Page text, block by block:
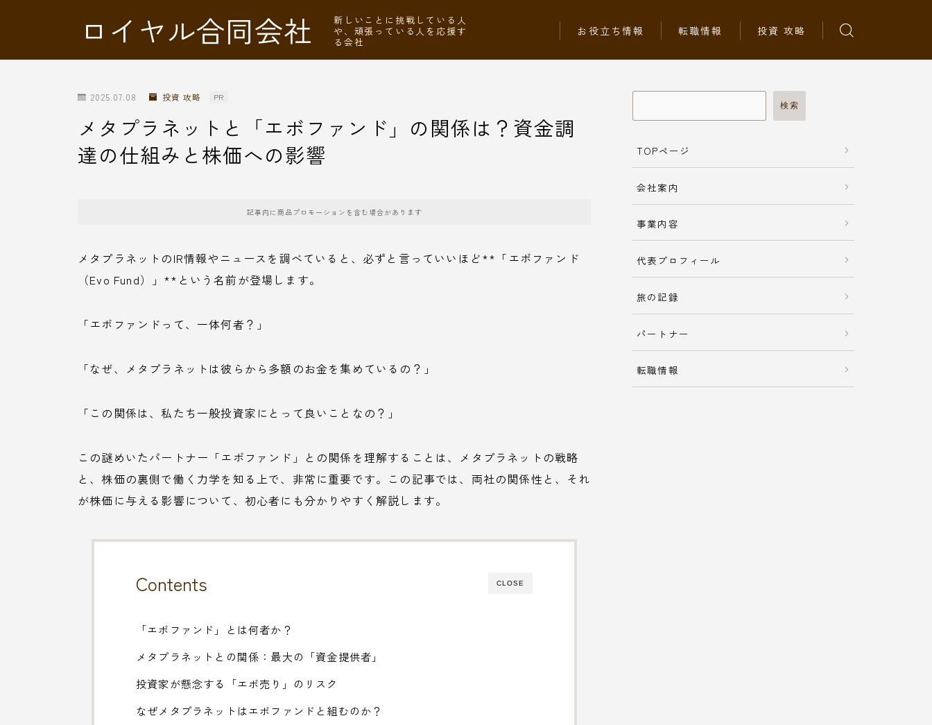
ロイヤル合同会社
新しいことに挑戦している人
や、頑張っている人を応援す
る会社
お役立ち情報 転職情報 投資 攻略
2025.07.08 投資 攻略 PR
メタプラネットと「エボファンド」の関係は？資金調
達の仕組みと株価への影響
記事内に商品プロモーションを含む場合があります
メタプラネットのIR情報やニュースを調べていると、必ずと言っていいほど**「エボファンド
（Evo Fund）」**という名前が登場します。
「エボファンドって、一体何者？」
「なぜ、メタプラネットは彼らから多額のお金を集めているの？」
「この関係は、私たち一般投資家にとって良いことなの？」
この謎めいたパートナー「エボファンド」との関係を理解することは、メタプラネットの戦略
と、株価の裏側で働く力学を知る上で、非常に重要です。この記事では、両社の関係性と、それ
が株価に与える影響について、初心者にも分かりやすく解説します。
CLOSE
Contents
「エボファンド」とは何者か？
メタプラネットとの関係：最大の「資金提供者」
投資家が懸念する「エボ売り」のリスク
なぜメタプラネットはエボファンドと組むのか？
検索
TOPページ
会社案内
事業内容
代表プロフィール
旅の記録
パートナー
転職情報